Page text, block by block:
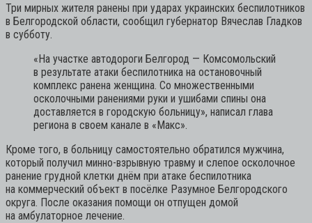
Три мирных жителя ранены при ударах украинских беспилотников
в Белгородской области, сообщил губернатор Вячеслав Гладков
в субботу.
«На участке автодороги Белгород — Комсомольский
в результате атаки беспилотника на остановочный
комплекс ранена женщина. Со множественными
осколочными ранениями руки и ушибами спины она
доставляется в городскую больницу», написал глава
региона в своем канале в «Макс».
Кроме того, в больницу самостоятельно обратился мужчина,
который получил минно-взрывную травму и слепое осколочное
ранение грудной клетки днём при атаке беспилотника
на коммерческий объект в посёлке Разумное Белгородского
округа. После оказания помощи он отпущен домой
на амбулаторное лечение.